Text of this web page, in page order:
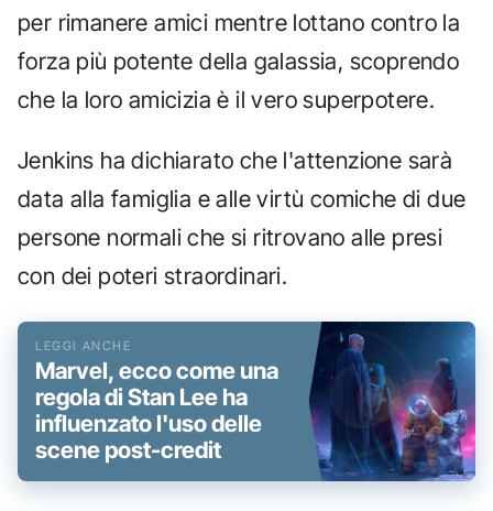
per rimanere amici mentre lottano contro la
forza più potente della galassia, scoprendo
che la loro amicizia è il vero superpotere.
Jenkins ha dichiarato che l'attenzione sarà
data alla famiglia e alle virtù comiche di due
persone normali che si ritrovano alle presi
con dei poteri straordinari.
Marvel, ecco come una
regola di Stan Lee ha
influenzato l'uso delle
scene post-credit